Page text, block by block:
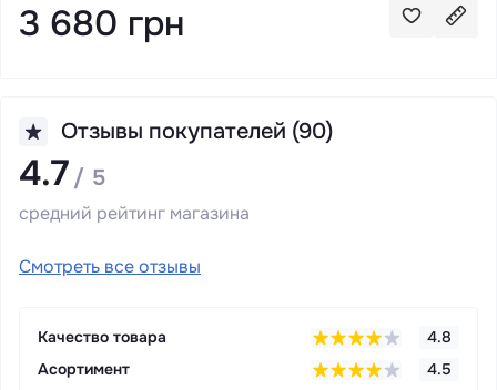
3 680 грн
Отзывы покупателей (90)
4.7 / 5
средний рейтинг магазина
Смотреть все отзывы
Качество товара
4.8
Асортимент
4.5